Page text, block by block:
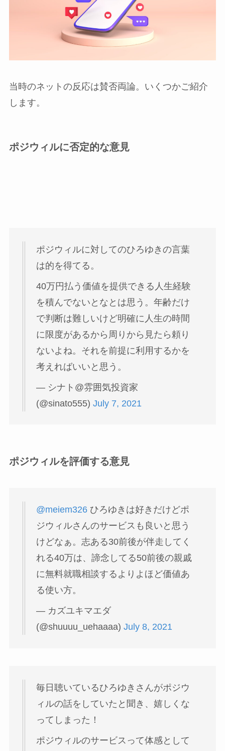
当時のネットの反応は賛否両論。いくつかご紹介
します。
ポジウィルに否定的な意見
ポジウィルに対してのひろゆきの言葉
は的を得てる。
40万円払う価値を提供できる人生経験
を積んでないとなとは思う。年齢だけ
で判断は難しいけど明確に人生の時間
に限度があるから周りから見たら頼り
ないよね。それを前提に利用するかを
考えればいいと思う。
— シナト@雰囲気投資家
(@sinato555) July 7, 2021
ポジウィルを評価する意見
@meiem326ひろゆきは好きだけどポ
ジウィルさんのサービスも良いと思う
けどなぁ。志ある30前後が伴走してく
れる40万は、諦念してる50前後の親戚
に無料就職相談するよりよほど価値あ
る使い方。
— カズユキマエダ
(@shuuuu_uehaaaa) July 8, 2021
毎日聴いているひろゆきさんがポジウ
ィルの話をしていたと聞き、嬉しくな
ってしまった！
ポジウィルのサービスって体感として